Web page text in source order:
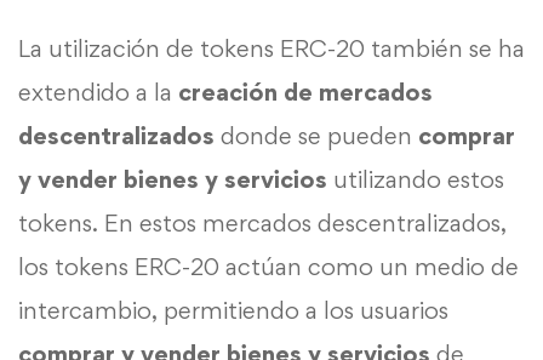
La utilización de tokens ERC-20 también se ha
extendido a la creación de mercados
descentralizados donde se pueden comprar
y vender bienes y servicios utilizando estos
tokens. En estos mercados descentralizados,
los tokens ERC-20 actúan como un medio de
intercambio, permitiendo a los usuarios
comprar y vender bienes y servicios de